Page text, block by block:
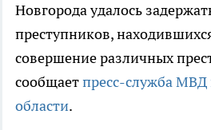
Новгорода удалось
преступников,
совершение различных
сообщаетпресс-служба
области.